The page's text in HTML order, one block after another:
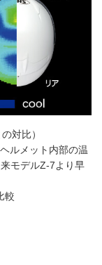
対比）
ルメット内部の温
モデルZ-7より早
較